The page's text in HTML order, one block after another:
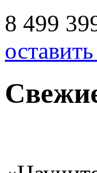
8 499